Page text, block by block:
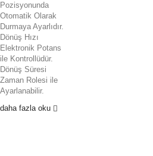
Pozisyonunda
Otomatik Olarak
Durmaya Ayarlıdır.
Dönüş Hızı
Elektronik Potans
ile Kontrollüdür.
Dönüş Süresi
Zaman Rolesi ile
Ayarlanabilir.
daha fazla oku